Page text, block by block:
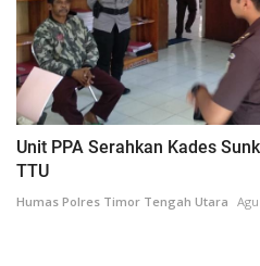
Unit PPA Serahkan Kades
TTU
Humas Polres Timor Tengah Utara